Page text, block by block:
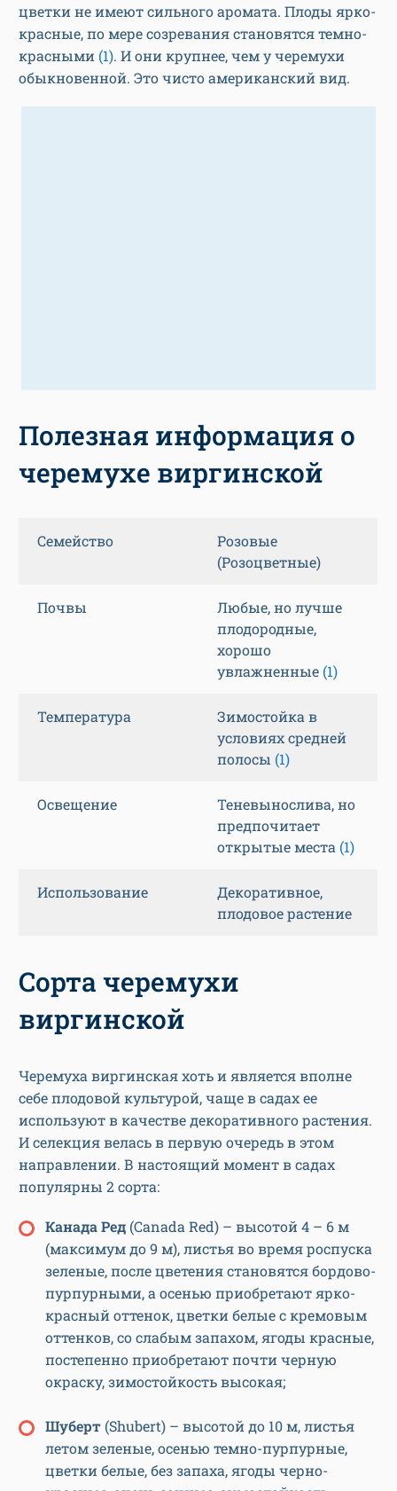
цветки не имеют сильного аромата. Плоды ярко-
красные, по мере созревания становятся темно-
красными (1). И они крупнее, чем у черемухи
обыкновенной. Это чисто американский вид.
Полезная информация о
черемухе виргинской
Семейство
Розовые
(Розоцветные)
Почвы
Любые, но лучше
плодородные,
хорошо
увлажненные (1)
Температура
Зимостойка в
условиях средней
полосы (1)
Освещение
Теневынослива, но
предпочитает
открытые места (1)
Использование
Декоративное,
плодовое растение
Сорта черемухи
виргинской
Черемуха виргинская хоть и является вполне
себе плодовой культурой, чаще в садах ее
используют в качестве декоративного растения.
И селекция велась в первую очередь в этом
направлении. В настоящий момент в садах
популярны 2 сорта:
Канада Ред (Canada Red) – высотой 4 – 6 м
(максимум до 9 м), листья во время роспуска
зеленые, после цветения становятся бордово-
пурпурными, а осенью приобретают ярко-
красный оттенок, цветки белые с кремовым
оттенков, со слабым запахом, ягоды красные,
постепенно приобретают почти черную
окраску, зимостойкость высокая;
Шуберт (Shubert) – высотой до 10 м, листья
летом зеленые, осенью темно-пурпурные,
цветки белые, без запаха, ягоды черно-